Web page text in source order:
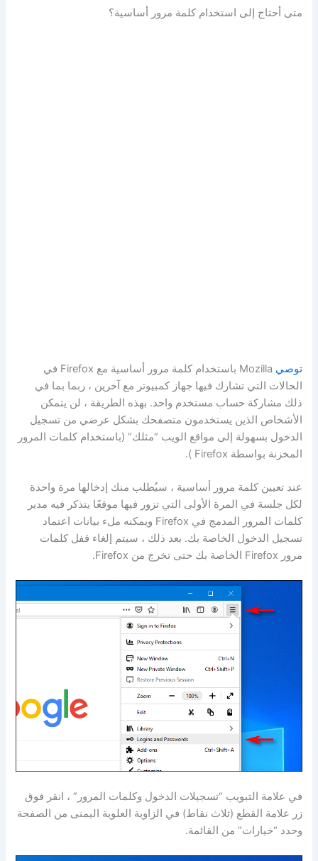
متى أحتاج إلى استخدام كلمة مرور أساسية؟
توصي
Mozilla باستخدام كلمة مرور أساسية مع Firefox في
الحالات التي تشارك فيها جهاز كمبيوتر مع آخرين ، ربما بما في
ذلك مشاركة حساب مستخدم واحد. بهذه الطريقة ، لن يتمكن
الأشخاص الذين يستخدمون متصفحك بشكل عرضي من تسجيل
الدخول بسهولة إلى مواقع الويب “مثلك” (باستخدام كلمات المرور
المخزنة بواسطة Firefox ).
عند تعيين كلمة مرور أساسية ، سيُطلب منك إدخالها مرة واحدة
لكل جلسة في المرة الأولى التي تزور فيها موقعًا يتذكر فيه مدير
كلمات المرور المدمج في Firefox ويمكنه ملء بيانات اعتماد
تسجيل الدخول الخاصة بك. بعد ذلك ، سيتم إلغاء قفل كلمات
مرور Firefox الخاصة بك حتى تخرج من Firefox.
في علامة التبويب “تسجيلات الدخول وكلمات المرور” ، انقر فوق
زر علامة القطع (ثلاث نقاط) في الزاوية العلوية اليمنى من الصفحة
وحدد “خيارات” من القائمة.